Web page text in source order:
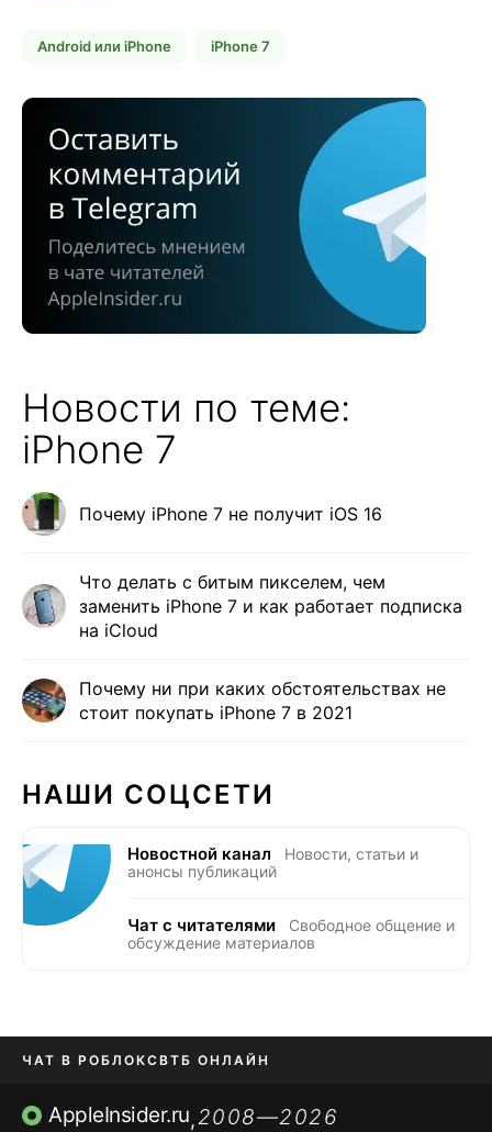
Android или iPhone iPhone 7
Новости по теме:
iPhone 7
Почему iPhone 7 не получит iOS 16
Что делать с битым пикселем, чем
заменить iPhone 7 и как работает подписка
на iCloud
Почему ни при каких обстоятельствах не
стоит покупать iPhone 7 в 2021
НАШИ СОЦСЕТИ
Новостной канал
Новости, статьи и
анонсы публикаций
Чат с читателями
Свободное общение и
обсуждение материалов
ЧАТ В РОБЛОКСВТБ ОНЛАЙН
ПРИЛОЖЕНИЯ APP STORE
AppleInsider.ru,2008—2026